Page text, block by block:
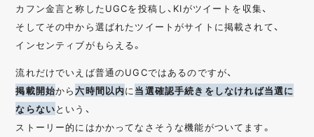
カフン金言と称したUGCを投稿し、KIがツイートを収集、
そしてその中から選ばれたツイートがサイトに掲載されて、
インセンティブがもらえる。
流れだけでいえば普通のUGCではあるのですが、
掲載開始から六時間以内に当選確認手続きをしなければ当選に
ならないという、
ストーリー的にはかかってなさそうな機能がついてます。